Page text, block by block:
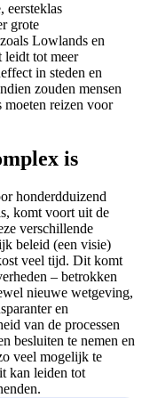
eersteklas
grote
Lowlands en
tot meer
in steden en
zouden mensen
reizen voor
is
honderdduizend
komt voort uit de
verschillende
beleid (een visie)
veel tijd. Dit komt
– betrokken
nieuwe wetgeving,
en
van de processen
besluiten te nemen en
veel mogelijk te
kan leiden tot